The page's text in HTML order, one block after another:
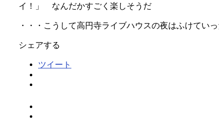
イ！」 なんだかすごく楽しそうだ
・・・こうして高円寺ライブハウスの夜はふけてい
シェアする
ツイート